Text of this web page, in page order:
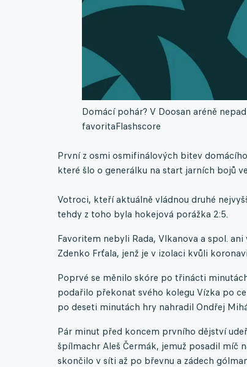
Domácí pohár? V Doosan aréně
favoritaFlashscore
První z osmi osmifinálových bitev
které šlo o generálku na start jarních bojů
Votroci, kteří aktuálně vládnou druhé
tehdy z toho byla hokejová porážka 2:5.
Favoritem nebyli Rada, Vlkanova a spol.
Zdenko Frťala, jenž je v izolaci kvůli
Poprvé se měnilo skóre po třinácti
podařilo překonat svého kolegu Vízka po
po deseti minutách hry nahradil Ondřej
Pár minut před koncem prvního dějství
špílmachr Aleš Čermák, jemuž posadil míč
skončilo v síti až po břevnu a zádech